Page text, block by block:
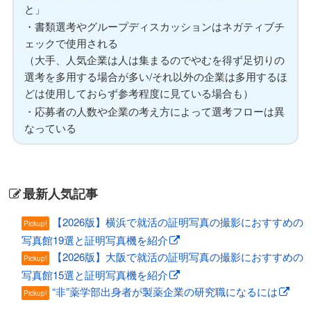
と」
・書類選考やグループディスカッションはネガティブチ
ェックで使用される
（大手、人気企業は人は集まるのでやむを得ず足切りの
選考を多用する場合が多い/それ以外の企業は多用するほ
どは使用しておらず参考程度に見ている場合も）
・応募者の人数や企業の考え方によって選考フローは異
なっている
最新人気記事
Pickup!
【2026版】横浜で就活の証明写真の撮影におすすめの
写真館19選と証明写真機を紹介
Pickup!
【2026版】大阪で就活の証明写真の撮影におすすめの
写真館15選と証明写真機を紹介
Pickup! “非”薬学部出身者が製薬企業の研究職になるには